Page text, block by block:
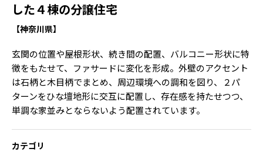
した４棟の分譲住宅
【神奈川県】
玄関の位置や屋根形状、続き間の配置、バルコニー形状に特
徴をもたせて、ファサードに変化を形成。外壁のアクセント
は石柄と木目柄でまとめ、周辺環境への調和を図り、２パ
ターンをひな壇地形に交互に配置し、存在感を持たせつつ、
単調な家並みとならないよう配置されています。
カテゴリ